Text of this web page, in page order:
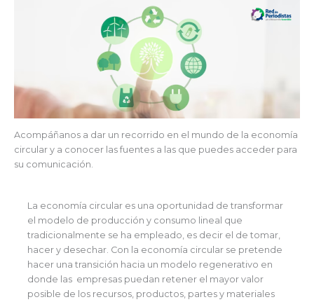
Acompáñanos a dar un recorrido en el mundo de la economía
circular y a conocer las fuentes a las que puedes acceder para
su comunicación.
La economía circular es una oportunidad de transformar
el modelo de producción y consumo lineal que
tradicionalmente se ha empleado, es decir el de tomar,
hacer y desechar. Con la economía circular se pretende
hacer una transición hacia un modelo regenerativo en
donde las empresas puedan retener el mayor valor
posible de los recursos, productos, partes y materiales